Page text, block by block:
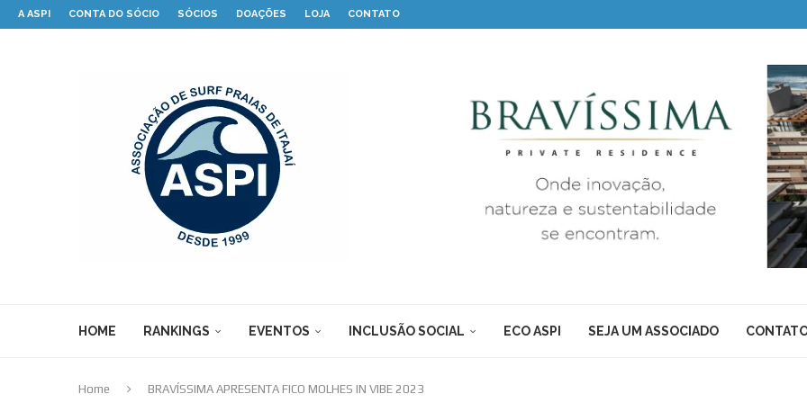
A ASPI CONTA DO SÓCIO SÓCIOS DOAÇÕES LOJA CONTATO
HOME RANKINGS EVENTOS INCLUSÃO SOCIAL ECO ASPI SEJA UM ASSOCIADO
Home BRAVÍSSIMA APRESENTA FICO MOLHES IN VIBE 2023